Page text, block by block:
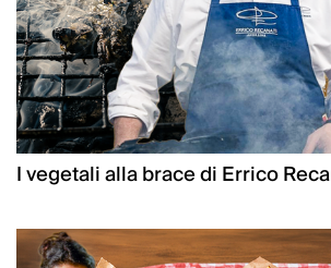
I vegetali alla brace di Errico